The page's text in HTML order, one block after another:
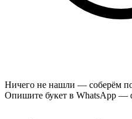
Ничего не нашли — соберём
Опишите букет в WhatsApp —